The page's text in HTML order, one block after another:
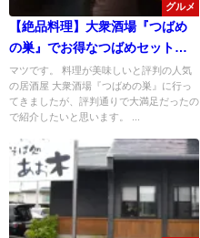
グルメ
【絶品料理】大衆酒場『つばめ
の巣』でお得なつばめセットを
堪能！
マツです。 料理が美味しいと評判の人気
の居酒屋 大衆酒場『つばめの巣』に行っ
てきましたが、評判通りで大満足だったの
で紹介したいと思います。 ...